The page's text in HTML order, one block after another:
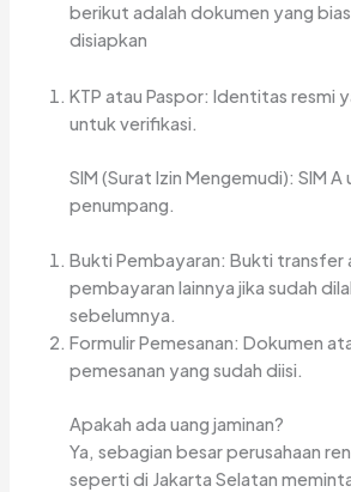
berikut adalah dokumen yang
disiapkan
KTP atau Paspor: Identitas resmi
untuk verifikasi.
SIM (Surat Izin Mengemudi): SIM
penumpang.
Bukti Pembayaran: Bukti transfer
pembayaran lainnya jika sudah
sebelumnya.
Formulir Pemesanan: Dokumen
pemesanan yang sudah diisi.
Apakah ada uang jaminan?
Ya, sebagian besar perusahaan
seperti di Jakarta Selatan